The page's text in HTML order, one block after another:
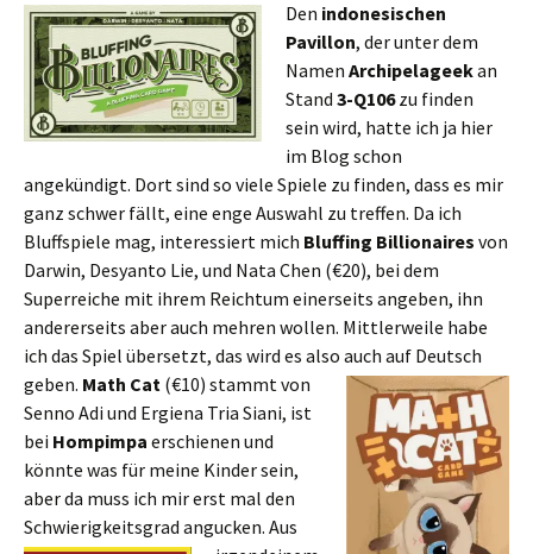
Den indonesischen
Pavillon, der unter dem
Namen Archipelageekan
Stand 3-Q106zu finden
sein wird, hatte ich ja hier
im Blog schon
angekündigt. Dort sind so viele Spiele zu finden, dass es mir
ganz schwer fällt, eine enge Auswahl zu treffen. Da ich
Bluffspiele mag, interessiert mich Bluffing Billionaires von
Darwin, Desyanto Lie, und Nata Chen (€20), bei dem
Superreiche mit ihrem Reichtum einerseits angeben, ihn
andererseits aber auch mehren wollen. Mittlerweile habe
ich das Spiel übersetzt, das wird es also auch auf Deutsch
geben. Math Cat (€10) stammt von
Senno Adi und Ergiena Tria Siani, ist
bei Hompimpa erschienen und
könnte was für meine Kinder sein,
aber da muss ich mir erst mal den
Schwierigkeitsgrad angucken. Aus